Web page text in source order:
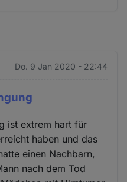
Do. 9 Jan 2020 - 22:44
ist extrem hart für
haben und das
einen Nachbarn,
nach dem Tod